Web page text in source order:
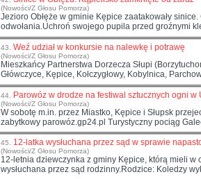
(Nowości/Z Głosu Pomorza)
Jezioro Obłęże w gminie Kępice zaatakowały
43. Weź udział w konkursie na nalewkę i potrawę
(Nowości/Z Głosu Pomorza)
Mieszkańcy Partnerstwa Dorzecza Słupi
Główczyce, Kępice, Kołczygłowy, Kobylnica,
44. Parowóz w drodze na festiwal sztucznych ogni w
(Nowości/Z Głosu Pomorza)
W sobotę m.in. przez Miastko, Kępice i Słupsk
zabytkowy parowóz.gp24.pl Turystyczny pociąg
45. 12-latka wysłuchana przez sąd w sprawie
(Nowości/Z Głosu Pomorza)
12-letnia dziewczynka z gminy Kępice, którą mieli w
wysłuchana przez sąd rodzinny.Rodzice: Koledzy